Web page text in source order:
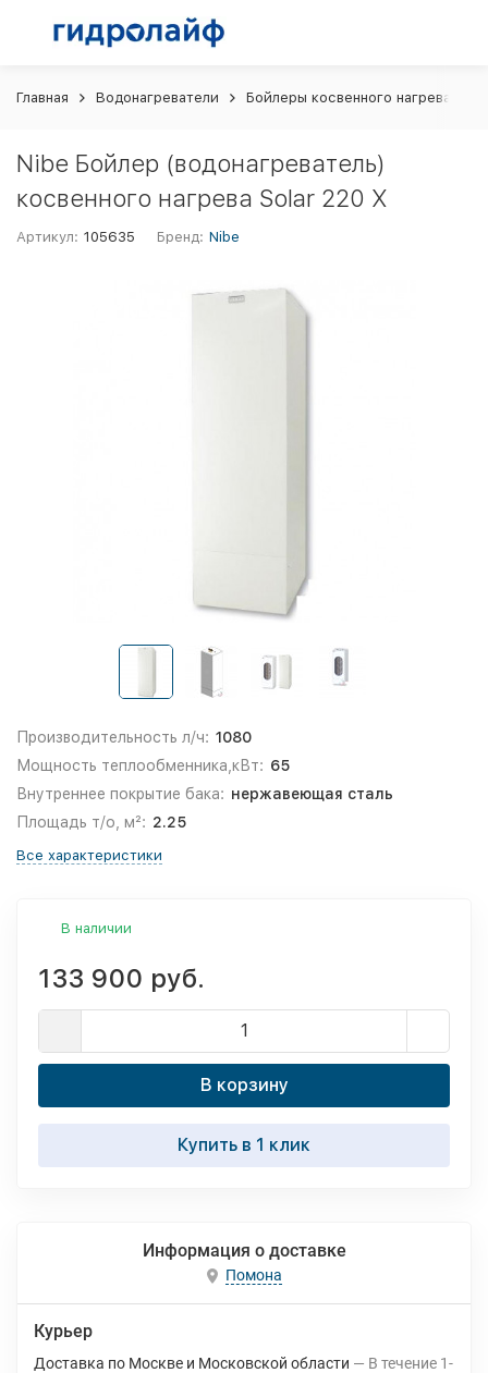
Главная Водонагреватели Бойлеры косвенного нагрева
Nibe Бойлер (водонагреватель)
косвенного нагрева Solar 220 X
Артикул: 105635 Бренд: Nibe
Производительность л/ч: 1080
Мощность теплообменника,кВт: 65
Внутреннее покрытие бака: нержавеющая сталь
Площадь т/о, м²: 2.25
Все характеристики
В наличии
133 900 руб.
В корзину
Купить в 1 клик
Информация о доставке
Помона
Курьер
Доставка по Москве и Московской области В течение 1-